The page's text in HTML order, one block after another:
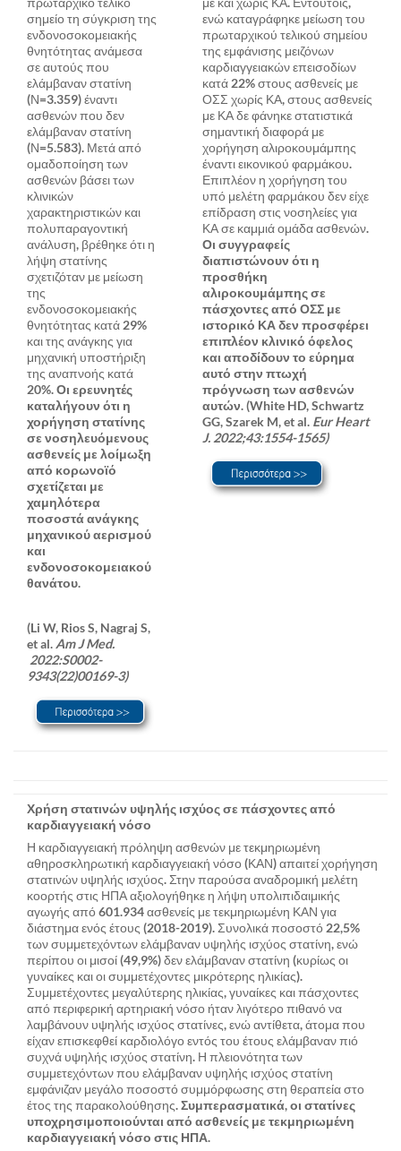
σημείο τη σύγκριση της
ενδονοσοκομειακής
θνητότητας ανάμεσα
σε αυτούς που
ελάμβαναν στατίνη
(Ν=3.359) έναντι
ασθενών που δεν
ελάμβαναν στατίνη
(Ν=5.583). Μετά από
ομαδοποίηση των
ασθενών βάσει των
κλινικών
χαρακτηριστικών και
πολυπαραγοντική
ανάλυση, βρέθηκε ότι η
λήψη στατίνης
σχετιζόταν με μείωση
της
ενδονοσοκομειακής
θνητότητας κατά 29%
και της ανάγκης για
μηχανική υποστήριξη
της αναπνοής κατά
20%.Οι ερευνητές
καταλήγουν ότι η
χορήγηση στατίνης
σε νοσηλευόμενους
ασθενείς με λοίμωξη
από κορωνοϊό
σχετίζεται με
χαμηλότερα
ποσοστά ανάγκης
μηχανικού αερισμού
και
ενδονοσοκομειακού
θανάτου.
(Li W, Rios S, Nagraj S,
et al.Am J Med.
2022:S0002-
9343(22)00169-3)
ενώ καταγράφηκε μείωση του
πρωταρχικού τελικού σημείου
της εμφάνισης μειζόνων
καρδιαγγειακών επεισοδίων
κατά 22% στους ασθενείς με
ΟΣΣ χωρίς ΚΑ, στους ασθενείς
με ΚΑ δε φάνηκε στατιστικά
σημαντική διαφορά με
χορήγηση αλιροκουμάμπης
έναντι εικονικού φαρμάκου.
Επιπλέον η χορήγηση του
υπό μελέτη φαρμάκου δεν είχε
επίδραση στις νοσηλείες για
ΚΑ σε καμμιά ομάδα ασθενών.
Οι συγγραφείς
διαπιστώνουν ότι η
προσθήκη
αλιροκουμάμπης σε
πάσχοντες από ΟΣΣ με
ιστορικό ΚΑ δεν προσφέρει
επιπλέον κλινικό όφελος
και αποδίδουν το εύρημα
αυτό στην πτωχή
πρόγνωση των ασθενών
αυτών.(White HD, Schwartz
GG, Szarek M, et al. Eur Heart
J. 2022;43:1554-1565)
Χρήση στατινών υψηλής ισχύος σε πάσχοντες από
καρδιαγγειακή νόσο
Η καρδιαγγειακή πρόληψη ασθενών με τεκμηριωμένη
αθηροσκληρωτική καρδιαγγειακή νόσο (ΚΑΝ) απαιτεί χορήγηση
στατινών υψηλής ισχύος. Στην παρούσα αναδρομική μελέτη
κοορτής στις ΗΠΑ αξιολογήθηκε η λήψη υπολιπιδαιμικής
αγωγής από 601.934 ασθενείς με τεκμηριωμένη ΚΑΝ για
διάστημα ενός έτους (2018-2019). Συνολικά ποσοστό 22,5%
των συμμετεχόντων ελάμβαναν υψηλής ισχύος στατίνη, ενώ
περίπου οι μισοί (49,9%) δεν ελάμβαναν στατίνη (κυρίως οι
γυναίκες και οι συμμετέχοντες μικρότερης ηλικίας).
Συμμετέχοντες μεγαλύτερης ηλικίας, γυναίκες και πάσχοντες
από περιφερική αρτηριακή νόσο ήταν λιγότερο πιθανό να
λαμβάνουν υψηλής ισχύος στατίνες, ενώ αντίθετα, άτομα που
είχαν επισκεφθεί καρδιολόγο εντός του έτους ελάμβαναν πιό
συχνά υψηλής ισχύος στατίνη. Η πλειονότητα των
συμμετεχόντων που ελάμβαναν υψηλής ισχύος στατίνη
εμφάνιζαν μεγάλο ποσοστό συμμόρφωσης στη θεραπεία στο
έτος της παρακολούθησης.Συμπερασματικά, οι στατίνες
υποχρησιμοποιούνται από ασθενείς με τεκμηριωμένη
καρδιαγγειακή νόσο στις ΗΠΑ.